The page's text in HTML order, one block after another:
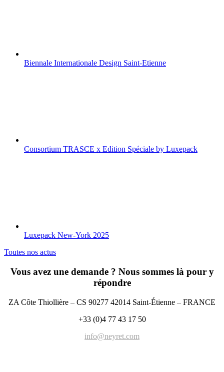
Biennale Internationale Design Saint-Etienne
Consortium TRASCE x Edition Spéciale by Luxepack
Luxepack New-York 2025
Toutes nos actus
Vous avez une demande ? Nous sommes là pour y
répondre
ZA Côte Thiollière – CS 90277 42014 Saint-Étienne – FRANCE
+33 (0)4 77 43 17 50
info@neyret.com